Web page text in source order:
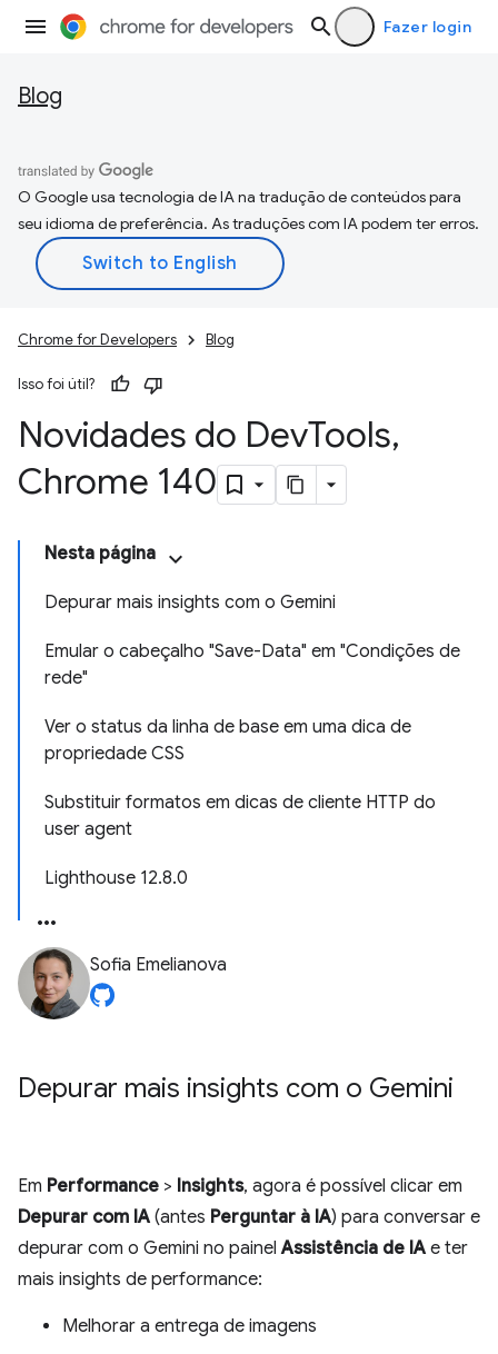
Fazer login
Blog
O Google usa tecnologia de IA na tradução de conteúdos para
seu idioma de preferência. As traduções com IA podem ter erros.
Chrome for Developers Blog
Isso foi útil?
Novidades do DevTools,
Chrome 140
Nesta página
Depurar mais insights com o Gemini
Emular o cabeçalho "Save-Data" em "Condições de
rede"
Ver o status da linha de base em uma dica de
propriedade CSS
Substituir formatos em dicas de cliente HTTP do
user agent
Lighthouse 12.8.0
Sofia Emelianova
Depurar mais insights com o Gemini
Em Performance > Insights, agora é possível clicar em
Depurar com IA (antes Perguntar à IA) para conversar e
depurar com o Gemini no painelAssistência de IA e ter
mais insights de performance:
Melhorar a entrega de imagens